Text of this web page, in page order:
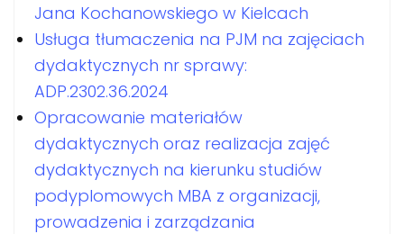
Jana Kochanowskiego w Kielcach
Usługa tłumaczenia na PJM na zajęciach
dydaktycznych nr sprawy:
ADP.2302.36.2024
Opracowanie materiałów
dydaktycznych oraz realizacja zajęć
dydaktycznych na kierunku studiów
podyplomowych MBA z organizacji,
prowadzenia i zarządzania